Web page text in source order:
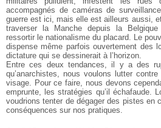
accompagnés de camérasde
guerre est ici, mais elle estailleurs aussi,
traverser la Manche depuis la
ressortir le nationalisme du placard. Le
dispense même parfois ouvertement des
dictature qui se dessinerait à l’horizon.
Entre ces deux tendances, il y a des
qu’anarchistes, nous voulons lutter
visage. Pour ce faire, nous devons
emprunte, lesstratégies qu’il échafaude.
voudrions tenter de dégager des pistes en
conséquences sur nos pratiques.